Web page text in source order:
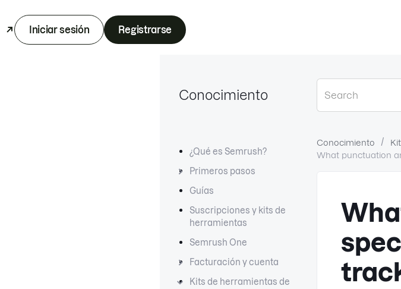
Iniciar sesión Registrarse
Conocimiento
¿Qué es Semrush?
Primeros pasos
Guías
Suscripciones y kits de
herramientas
Semrush One
Facturación y cuenta
Kits de herramientas de
Conocimiento
What punctuation